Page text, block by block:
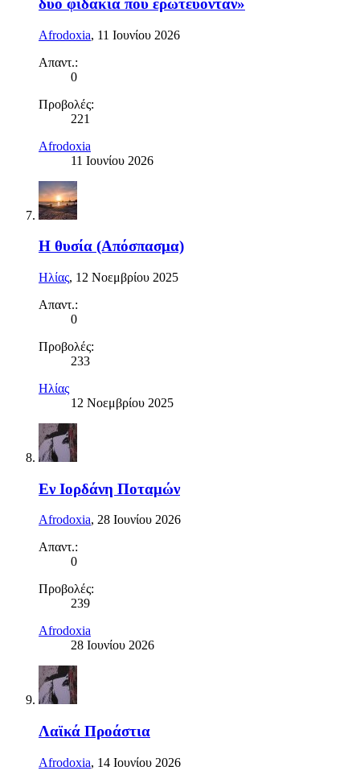
δυο φιδάκια που ερωτεύονταν»
Afrodoxia, 11 Ιουνίου 2026
Απαντ.:
0
Προβολές:
221
Afrodoxia
11 Ιουνίου 2026
Η θυσία (Απόσπασμα)
Ηλίας, 12 Νοεμβρίου 2025
Απαντ.:
0
Προβολές:
233
Ηλίας
12 Νοεμβρίου 2025
Εν Ιορδάνη Ποταμών
Afrodoxia, 28 Ιουνίου 2026
Απαντ.:
0
Προβολές:
239
Afrodoxia
28 Ιουνίου 2026
Λαϊκά Προάστια
Afrodoxia, 14 Ιουνίου 2026